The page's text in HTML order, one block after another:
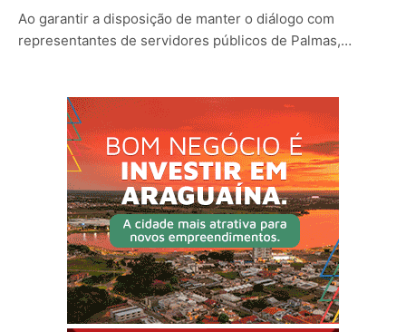
Ao garantir a disposição de manter o diálogo com
representantes de servidores públicos de Palmas,…